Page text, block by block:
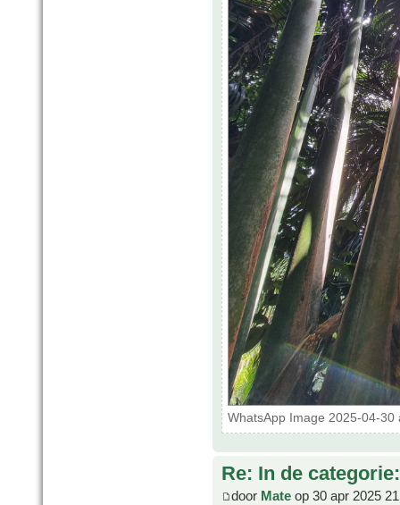
WhatsApp Image 2025-04-
Re: In de
door Mate op 30 apr 2025